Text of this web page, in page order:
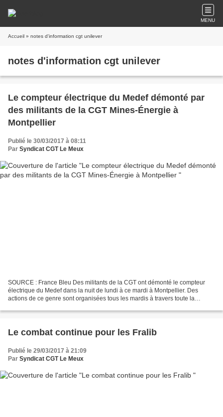
MENU
Accueil » notes d'information cgt unilever
notes d'information cgt unilever
Le compteur électrique du Medef démonté par
des militants de la CGT Mines-Énergie à
Montpellier
Publié le 30/03/2017 à 08:11
Par Syndicat CGT Le Meux
SOURCE : France Bleu Des militants de la CGT ont démonté le compteur
électrique du Medef dans la nuit de lundi à ce mardi à Montpellier. Des
actions de ce genre sont organisées tous les mardis à travers toute la
Le combat continue pour les Fralib
Publié le 29/03/2017 à 21:09
Par Syndicat CGT Le Meux